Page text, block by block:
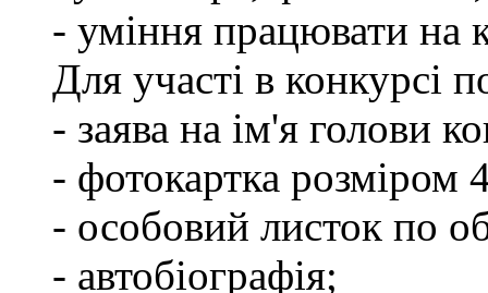
- уміння працювати на
Для участі в конкурсі
- заява на ім'я голови
- фотокартка розміром
- особовий листок по
- автобіографія;